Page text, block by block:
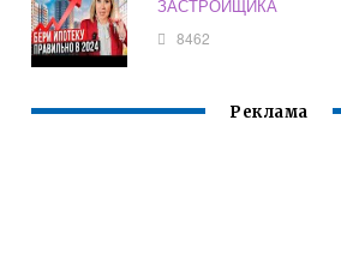
ЗАСТРОЙЩИКА
8462
Реклама